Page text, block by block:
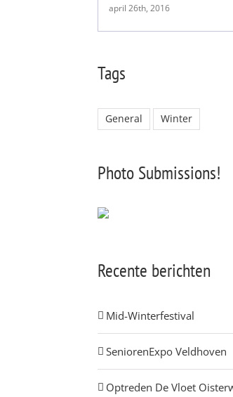
april 26th, 2016
Tags
General Winter
Photo Submissions!
Recente berichten
Mid-Winterfestival
SeniorenExpo Veldhoven
Optreden De Vloet